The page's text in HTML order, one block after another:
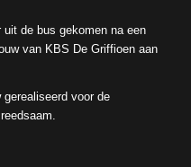
de bus gekomen na een
van KBS De Griffioen aan
gerealiseerd voor de